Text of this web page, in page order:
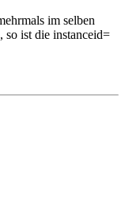
im selben
so ist die instanceid=